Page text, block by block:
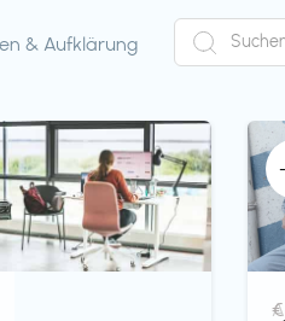
& Aufklärung
€‎